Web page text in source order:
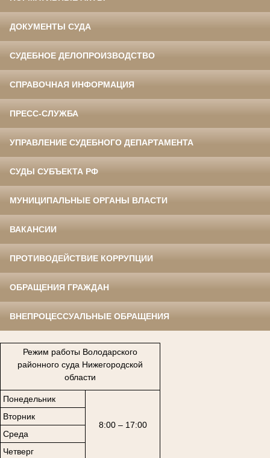
ДОКУМЕНТЫ СУДА
СУДЕБНОЕ ДЕЛОПРОИЗВОДСТВО
СПРАВОЧНАЯ ИНФОРМАЦИЯ
ПРЕСС-СЛУЖБА
УПРАВЛЕНИЕ СУДЕБНОГО ДЕПАРТАМЕНТА
СУДЫ СУБЪЕКТА РФ
МУНИЦИПАЛЬНЫЕ ОРГАНЫ ВЛАСТИ
ВАКАНСИИ
ПРОТИВОДЕЙСТВИЕ КОРРУПЦИИ
ОБРАЩЕНИЯ ГРАЖДАН
ВНЕПРОЦЕССУАЛЬНЫЕ ОБРАЩЕНИЯ
Режим работы Володарского
районного суда Нижегородской
области
Понедельник
8:00 – 17:00
Вторник
Среда
Четверг